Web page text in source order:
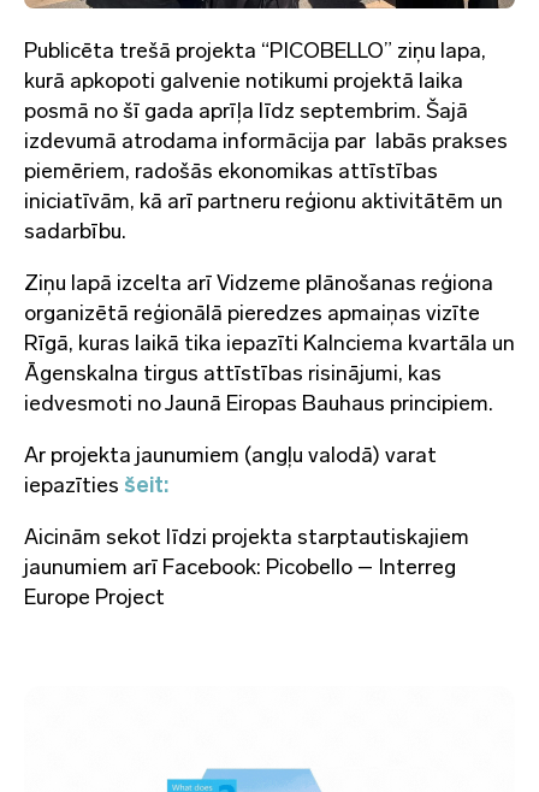
Publicēta trešā projekta “PICOBELLO” ziņu lapa,
kurā apkopoti galvenie notikumi projektā laika
posmā no šī gada aprīļa līdz septembrim. Šajā
izdevumā atrodama informācija par labās prakses
piemēriem, radošās ekonomikas attīstības
iniciatīvām, kā arī partneru reģionu aktivitātēm un
sadarbību.
Ziņu lapā izcelta arī Vidzeme plānošanas reģiona
organizētā reģionālā pieredzes apmaiņas vizīte
Rīgā, kuras laikā tika iepazīti Kalnciema kvartāla un
Āgenskalna tirgus attīstības risinājumi, kas
iedvesmoti no Jaunā Eiropas Bauhaus principiem.
Ar projekta jaunumiem (angļu valodā) varat
iepazīties šeit:
Aicinām sekot līdzi projekta starptautiskajiem
jaunumiem arī Facebook: Picobello – Interreg
Europe Project